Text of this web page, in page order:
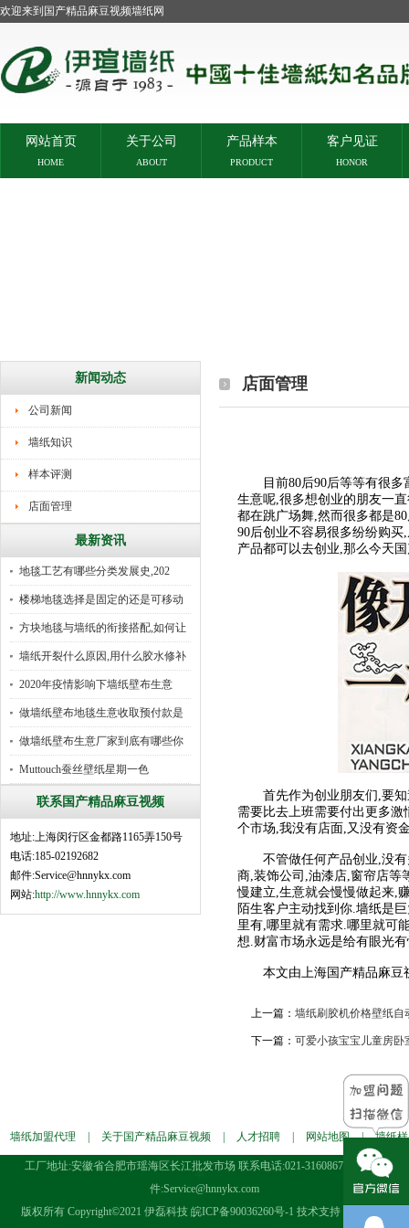
欢迎来到国产精品麻豆视频墙纸网
网站首页
HOME
关于公司
ABOUT
产品样本
PRODUCT
客户见证
HONOR
新闻动态
公司新闻
墙纸知识
样本评测
店面管理
最新资讯
地毯工艺有哪些分类发展史,202
楼梯地毯选择是固定的还是可移动
好
方块地毯与墙纸的衔接搭配,如何让
墙纸开裂什么原因,用什么胶水修补
2020年疫情影响下墙纸壁布生意
做墙纸壁布地毯生意收取预付款是
行
做墙纸壁布生意厂家到底有哪些你
所
Muttouch蚕丝壁纸星期一色
联系国产精品麻豆视频
地址:上海闵行区金都路1165弄150号
电话:185-02192682
邮件:Service@hnnykx.com
网站:http://www.hnnykx.com
店面管理
目前80后90后等等有很多
生意呢,很多想创业的朋友一
都在跳广场舞,然而很多都是
90后创业不容易很多纷纷购
产品都可以去创业,那么今天
首先作为创业朋友们,要知
需要比去上班需要付出更多
个市场,我没有店面,又没有资
不管做任何产品创业,没有
商,装饰公司,油漆店,窗帘店等
慢建立,生意就会慢慢做起来,
陌生客户主动找到你.墙纸是
里有,哪里就有需求.哪里就可
想.财富市场永远是给有眼光
本文由上海国产精品麻豆
上一篇： 墙纸刷胶机价格壁纸自
下一篇： 可爱小孩宝宝儿童房卧
墙纸加盟代理 关于国产精品麻豆视频 人才招聘 网站地图 | 墙纸样
本
工厂地址:安徽省合肥市瑶海区长江批发市场 联系电话:021-31608676 电子邮
件:Service@hnnykx.com
版权所有 Copyright©2021 伊磊科技 皖ICP备90036260号-1 技术支持 All Rights